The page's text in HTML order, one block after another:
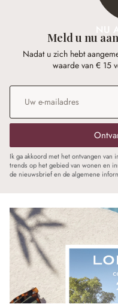
NU
Meld u nu
Nadat u zich hebt
waarde van € 15
E-mailadres
Ik ga akkoord met het ontvangen van
trends op het gebied van wonen en
de nieuwsbrief en de algemene